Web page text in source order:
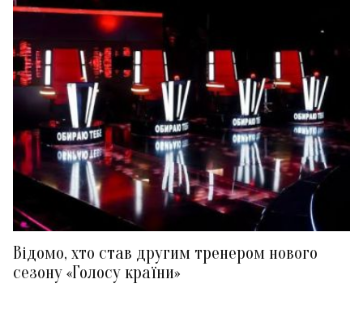
Відомо, хто став другим тренером нового
сезону «Голосу країни»